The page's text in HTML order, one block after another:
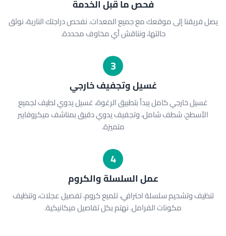
فحص ما قبل الخدمة
يصل فريقنا إلى موقعك مع جميع المعدات. نفحص دراجتك النارية، نوثق
حالتها، ونناقش أي مخاوف محددة.
3
غسيل وتجفيف خارجي
غسيل خارجي كامل يبدأ بتطبيق الرغوة، غسيل يدوي لطيف لجميع
الأسطح، شطف شامل، وتجفيف يدوي دقيق بمناشف ميكروفايبر
متميزة.
4
عمل السلسلة والكروم
تنظيف وتشحيم سلسلة احترافي، تلميع كروم، تفصيل عجلات، وتنظيف
مكونات الفرامل. نهتم بكل تفاصيل ميكانيكية.